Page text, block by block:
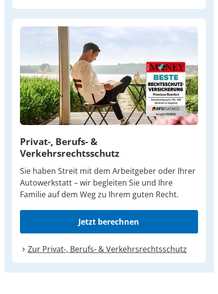
Privat-, Berufs- &
Verkehrsrechtsschutz
Sie haben Streit mit dem Arbeitgeber oder Ihrer
Autowerkstatt – wir begleiten Sie und Ihre
Familie auf dem Weg zu Ihrem guten Recht.
Jetzt berechnen
Zur Privat-, Berufs- & Verkehrsrechtsschutz